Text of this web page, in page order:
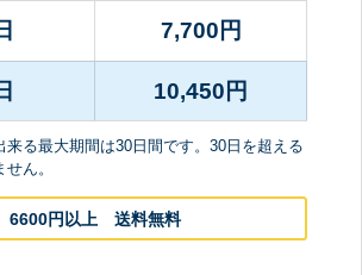
7,700 円
10,450 円
る最大期間は30日間です。30日を超える
ん。
6600円以上 送料無料